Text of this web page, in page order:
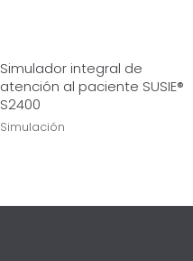
Simulador integral de
atención al paciente SUSIE®
S2400
Simulación